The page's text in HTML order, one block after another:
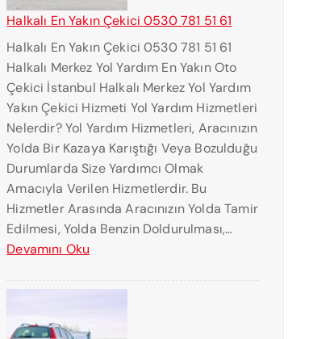
Ç
E
K
I
C
I
N
U
M
A
R
A
0
Halkalı En Yakın Çekici 0530 781 51 61
Halkalı En Yakın Çekici 0530 781 51 61
Halkalı Merkez Yol Yardım En Yakın Oto
Çekici İstanbul Halkalı Merkez Yol Yardım
Yakın Çekici Hizmeti Yol Yardım Hizmetleri
Nelerdir? Yol Yardım Hizmetleri, Aracınızın
Yolda Bir Kazaya Karıştığı Veya Bozulduğu
Durumlarda Size Yardımcı Olmak
Amacıyla Verilen Hizmetlerdir. Bu
Hizmetler Arasında Aracınızın Yolda Tamir
Edilmesi, Yolda Benzin Doldurulması,…
Devamını Oku
K